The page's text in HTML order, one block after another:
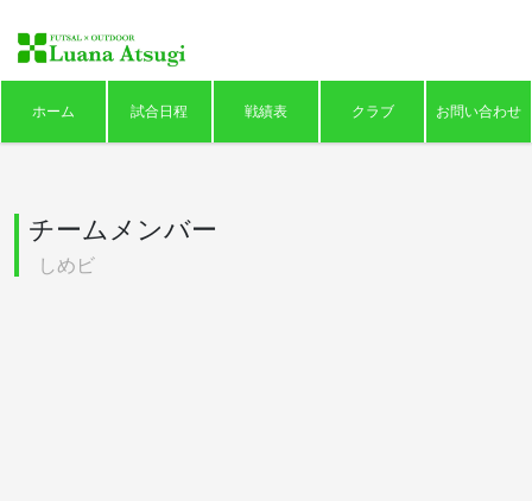
ホーム 試合日程 戦績表 クラブ お問い合わせ
チームメンバー
しめビ